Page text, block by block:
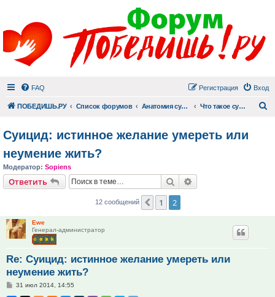
FAQ Вход
Регистрация
ПОБЕДИШЬ.РУ Список форумов Анатомия суицида Что такое суицид
Суицид: истинное желание умереть или
неумение жить?
Модератор: Sopiens
Ответить Поиск
12 сообщений Пред.
1 2
Ewe
Генерал-администратор
Re: Суицид: истинное желание умереть или
неумение жить?
Сообщение
31 июл 2014, 14:55